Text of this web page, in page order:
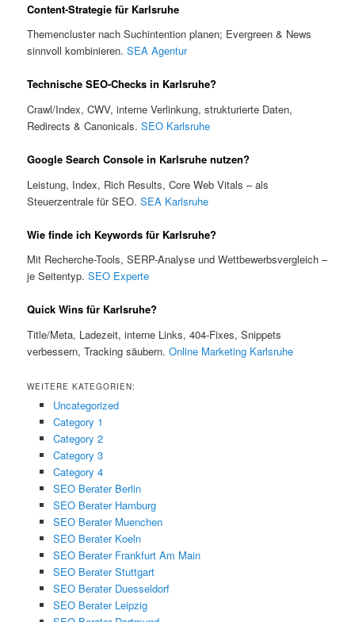
Content-Strategie für Karlsruhe
Themencluster nach Suchintention planen; Evergreen & News
sinnvoll kombinieren.SEA Agentur
Technische SEO-Checks in Karlsruhe?
Crawl/Index, CWV, interne Verlinkung, strukturierte Daten,
Redirects & Canonicals.SEO Karlsruhe
Google Search Console in Karlsruhe nutzen?
Leistung, Index, Rich Results, Core Web Vitals – als
Steuerzentrale für SEO.SEA Karlsruhe
Wie finde ich Keywords für Karlsruhe?
Mit Recherche-Tools, SERP-Analyse und Wettbewerbsvergleich –
je Seitentyp.SEO Experte
Quick Wins für Karlsruhe?
Title/Meta, Ladezeit, interne Links, 404-Fixes, Snippets
verbessern, Tracking säubern.Online Marketing Karlsruhe
WEITERE KATEGORIEN:
Uncategorized
Category 1
Category 2
Category 3
Category 4
SEO Berater Berlin
SEO Berater Hamburg
SEO Berater Muenchen
SEO Berater Koeln
SEO Berater Frankfurt Am Main
SEO Berater Stuttgart
SEO Berater Duesseldorf
SEO Berater Leipzig